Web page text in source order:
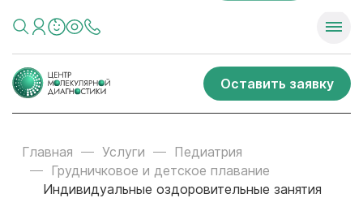
Оставить заявку
Главная Услуги
Педиатрия
Грудничковое и детское плавание
Индивидуальные оздоровительные занятия